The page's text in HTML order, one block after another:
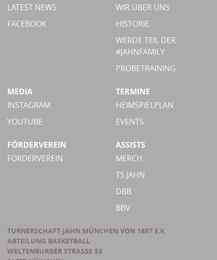
LATEST NEWS
FACEBOOK
WIR ÜBER UNS
HISTORIE
WERDE TEIL DER
#JAHNFAMILY
PROBETRAINING
MEDIA
INSTAGRAM
YOUTUBE
TERMINE
HEIMSPIELPLAN
EVENTS
FÖRDERVEREIN
FÖRDERVEREIN
ASSISTS
MERCH
TS JAHN
DBB
BBV
TURNERSCHAFT JAHN MÜNCHEN VON 1887 E.V.
ABTEILUNG BASKETBALL
WELTENBURGER STRASSE 53